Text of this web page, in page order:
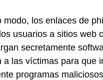
modo, los enlaces de
usuarios a sitios web
secretamente
a las víctimas para que
programas